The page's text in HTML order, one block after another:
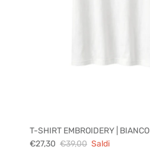
T-SHIRT EMBROIDERY | BIANCO
€27,30 €39,00 Saldi